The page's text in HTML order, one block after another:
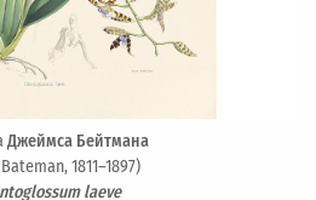
Джеймса Бейтмана
1811–1897)
laeve